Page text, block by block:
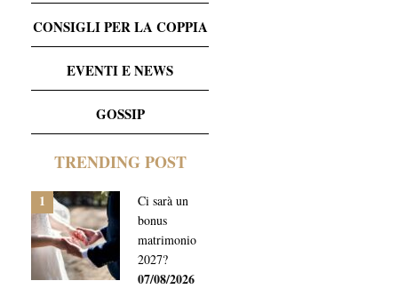
CONSIGLI PER LA COPPIA
EVENTI E NEWS
GOSSIP
TRENDING POST
Ci sarà un
bonus
matrimonio
2027?
07/08/2026
1